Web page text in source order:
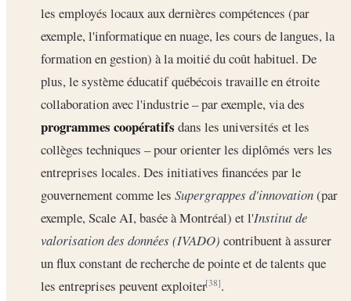
les employés locaux aux dernières compétences (par
exemple, l'informatique en nuage, les cours de langues, la
formation en gestion) à la moitié du coût habituel. De
plus, le système éducatif québécois travaille en étroite
collaboration avec l'industrie – par exemple, via des
programmes coopératifs dans les universités et les
collèges techniques – pour orienter les diplômés vers les
entreprises locales. Des initiatives financées par le
gouvernement comme les Supergrappes d'innovation(par
exemple, Scale AI, basée à Montréal) et l'Institut de
valorisation des données (IVADO) contribuent à assurer
un flux constant de recherche de pointe et de talents que
les entreprises peuvent exploiter[38].